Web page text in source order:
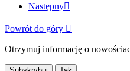
Następny
Powrót do góry 
Otrzymuj informację o